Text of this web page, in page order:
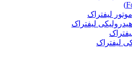
لیفتراک
لیفتراک
لیفتراک